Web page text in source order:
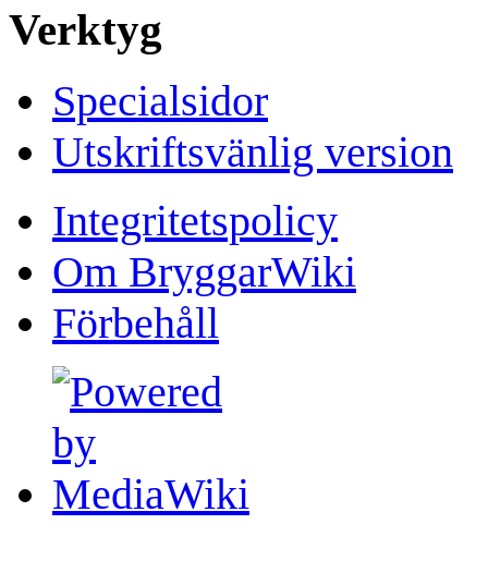
Verktyg
Specialsidor
Utskriftsvänlig version
Integritetspolicy
Om BryggarWiki
Förbehåll